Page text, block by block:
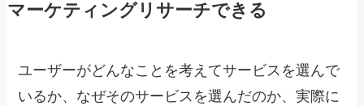
マーケティングリサーチできる
ユーザーがどんなことを考えてサービスを選んで
いるか、なぜそのサービスを選んだのか、実際に